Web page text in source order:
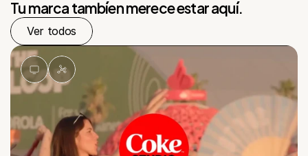
Tu marca tambíen merece estar aquí.
Ver todos